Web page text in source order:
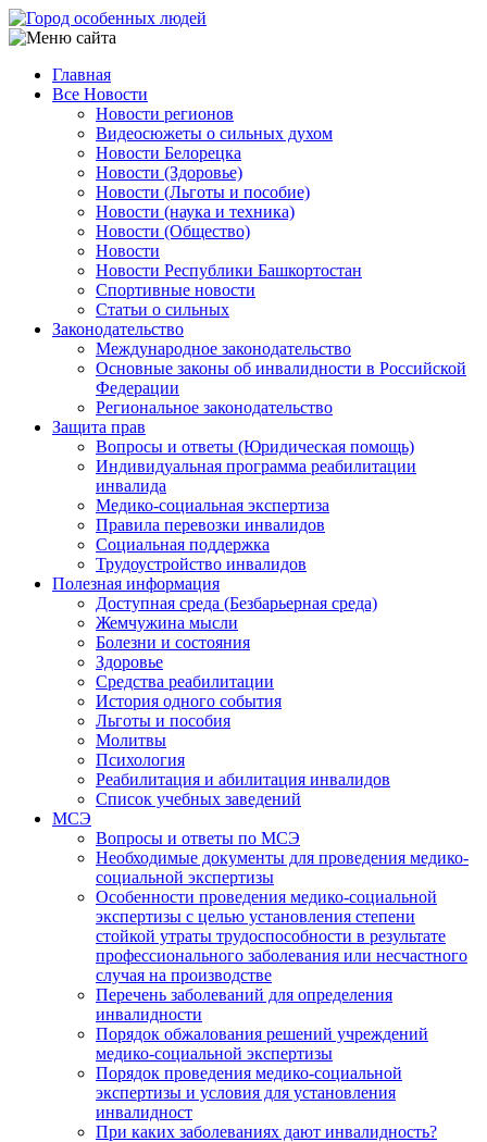
Перейти
к
содержанию
Main
navigation
Главная
Все Новости
Новости регионов
Видеосюжеты о сильных духом
Новости Белорецка
Новости (Здоровье)
Новости (Льготы и пособие)
Новости (наука и техника)
Новости (Общество)
Новости
Новости Республики Башкортостан
Спортивные новости
Статьи о сильных
Законодательство
Международное законодательство
Основные законы об инвалидности в Российской
Федерации
Региональное законодательство
Защита прав
Вопросы и ответы (Юридическая помощь)
Индивидуальная программа реабилитации
инвалида
Медико-социальная экспертиза
Правила перевозки инвалидов
Социальная поддержка
Трудоустройство инвалидов
Полезная информация
Доступная среда (Безбарьерная среда)
Жемчужина мысли
Болезни и состояния
Здоровье
Средства реабилитации
История одного события
Льготы и пособия
Молитвы
Психология
Реабилитация и абилитация инвалидов
Список учебных заведений
МСЭ
Вопросы и ответы по МСЭ
Необходимые документы для проведения медико-
социальной экспертизы
Особенности проведения медико-социальной
экспертизы с целью установления степени
стойкой утраты трудоспособности в результате
профессионального заболевания или несчастного
случая на производстве
Перечень заболеваний для определения
инвалидности
Порядок обжалования решений учреждений
медико-социальной экспертизы
Порядок проведения медико-социальной
экспертизы и условия для установления
инвалидност
При каких заболеваниях дают инвалидность?